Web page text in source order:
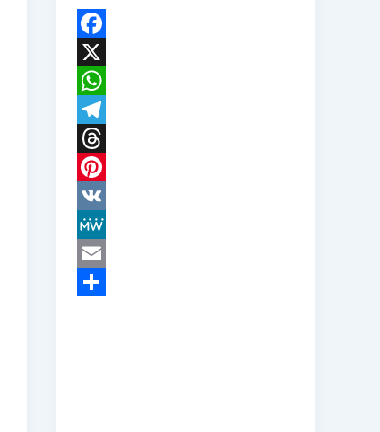
Facebook
X
WhatsApp
Telegram
Threads
Pinterest
VK
MeWe
Email